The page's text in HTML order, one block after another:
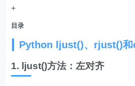
+
目录
Python ljust()、rjust()和
1. ljust()方法：左对齐